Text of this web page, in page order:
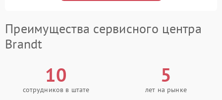
Преимущества сервисного центра
Brandt
10
сотрудников в штате
5
лет на рынке